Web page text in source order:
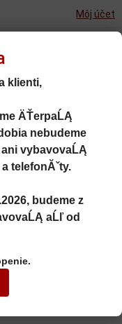
Môj účet
(0)
SPIDER
- GT
klienti,
ÄŤerpaĹĄ
nebudeme
vybavovaĹĄ
telefonĂˇty.
, budeme z
aĹľ od